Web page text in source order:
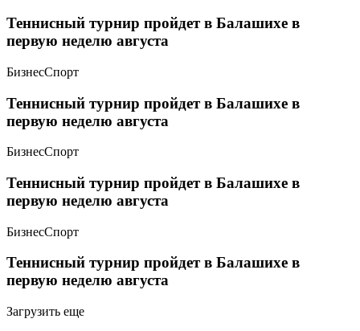
Теннисный турнир пройдет в Балашихе в
первую неделю августа
БизнесСпорт
Теннисный турнир пройдет в Балашихе в
первую неделю августа
БизнесСпорт
Теннисный турнир пройдет в Балашихе в
первую неделю августа
БизнесСпорт
Теннисный турнир пройдет в Балашихе в
первую неделю августа
Загрузить еще